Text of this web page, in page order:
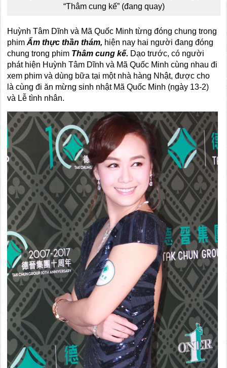
“Thâm cung kế” (đang quay)
Huỳnh Tâm Dĩnh và Mã Quốc Minh từng đóng chung trong
phimẨm thực thần thám, hiện nay hai người đang đóng
chung trong phim Thâm cung kế. Dạo trước, có người
phát hiện Huỳnh Tâm Dĩnh và Mã Quốc Minh cùng nhau đi
xem phim và dùng bữa tại một nhà hàng Nhật, được cho
là cùng đi ăn mừng sinh nhật Mã Quốc Minh (ngày 13-2)
và Lễ tình nhân.